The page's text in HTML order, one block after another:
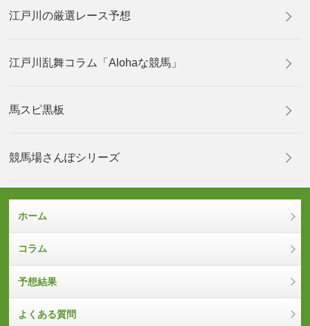
江戸川の厳選レース予想
江戸川乱舞コラム「Alohaな競馬」
馬スピ黒板
競馬場さんぽシリーズ
ホーム
コラム
予想結果
よくある質問